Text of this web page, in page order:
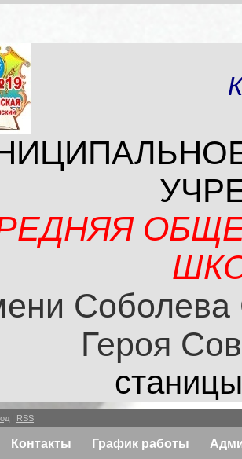
Соболева
Героя
| RSS
Контакты График работы